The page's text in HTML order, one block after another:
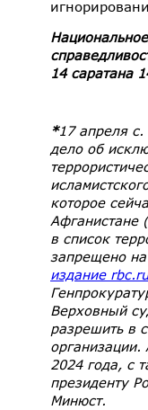
14 саратана
*17 апреля с.
дело об
которое
Афганистане
в список
запрещено
издание rbc.ru
Верховный
разрешить в
организации.
2024 года, с
президенту
Минюст.